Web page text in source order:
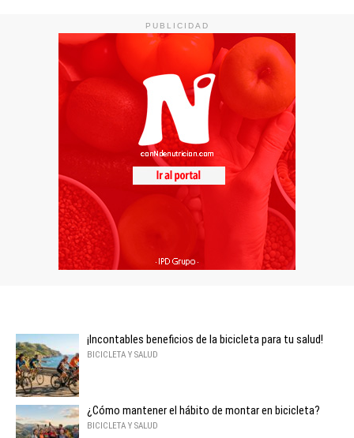
PUBLICIDAD
¡Incontables beneficios de la bicicleta para tu salud!
BICICLETA Y SALUD
¿Cómo mantener el hábito de montar en bicicleta?
BICICLETA Y SALUD